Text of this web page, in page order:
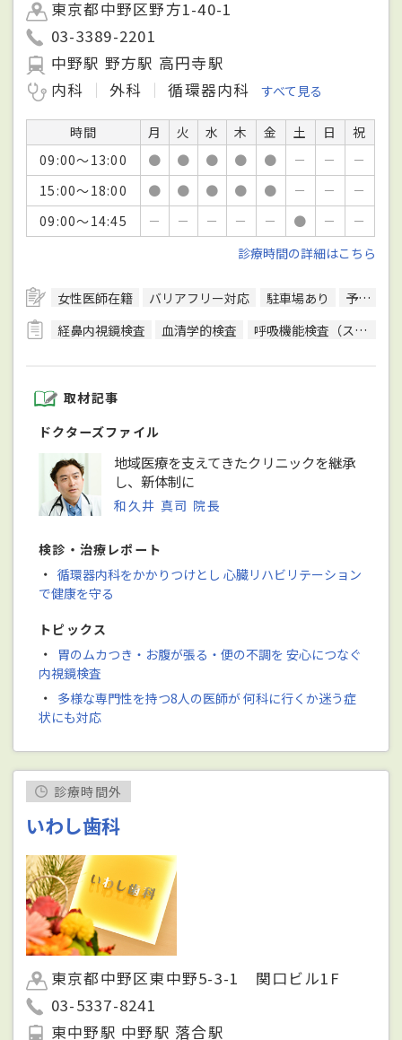
東京都中野区野方1-40-1
03-3389-2201
中野駅 野方駅 高円寺駅
内科
外科 循環器内科 すべて見る
時間 月 火 水 木 金 土 日
祝
09:00～13:00
● ● ● ● ● － －
－
15:00～18:00
● ● ● ● ● － －
－
09:00～14:45
－ － － － － ● －
－
診療時間の詳細はこちら
女性医師在籍 バリアフリー対応 駐車場あり 予約可
経鼻内視鏡検査
血清学的検査 呼吸機能検査（スパイロメトリー）
取材記事
ドクターズファイル
地域医療を支えてきたクリニックを継承
し、新体制に
和久井 真司 院長
検診・治療レポート
・ 循環器内科をかかりつけとし 心臓リハビリテーション
で健康を守る
トピックス
・
胃のムカつき・お腹が張る・便の不調を 安心につなぐ
内視鏡検査
・ 多様な専門性を持つ8人の医師が 何科に行くか迷う症
状にも対応
診療時間外
いわし歯科
東京都中野区東中野5-3-1 関口ビル1F
03-5337-8241
東中野駅 中野駅 落合駅